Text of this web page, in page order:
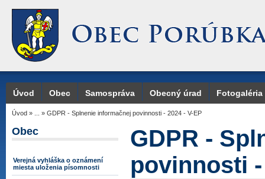
Úvod Obec Samospráva Obecný úrad Fotogaléria
Úvod » » GDPR - Splnenie informačnej povinnosti - 2024 - V-EP
Obec
Verejná vyhláška o oznámení
miesta uloženia písomnosti
GDPR -
povinnosti -